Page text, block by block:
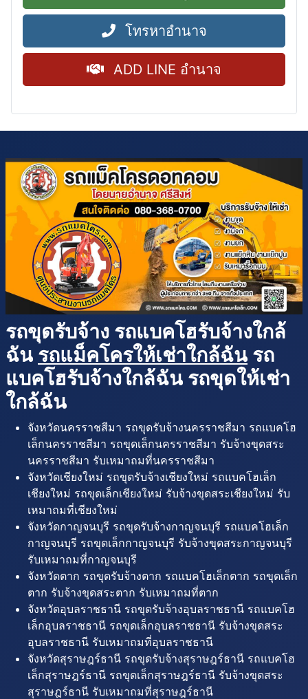
โทรหาอำนาจ
ADD LINE อำนาจ
รถขุดรับจ้าง รถแบคโฮรับจ้างใกล้
ฉัน รถแม็คโครให้เช่าใกล้ฉัน รถ
แบคโฮรับจ้างใกล้ฉัน รถขุดให้เช่า
ใกล้ฉัน
จังหวัดนครราชสีมา รถขุดรับจ้างนครราชสีมา รถแบคโฮ
เล็กนครราชสีมา รถขุดเล็กนครราชสีมา รับจ้างขุดสระ
นครราชสีมา รับเหมาถมที่นครราชสีมา
จังหวัดเชียงใหม่ รถขุดรับจ้างเชียงใหม่ รถแบคโฮเล็ก
เชียงใหม่ รถขุดเล็กเชียงใหม่ รับจ้างขุดสระเชียงใหม่ รับ
เหมาถมที่เชียงใหม่
จังหวัดกาญจนบุรี รถขุดรับจ้างกาญจนบุรี รถแบคโฮเล็ก
กาญจนบุรี รถขุดเล็กกาญจนบุรี รับจ้างขุดสระกาญจนบุรี
รับเหมาถมที่กาญจนบุรี
จังหวัดตาก รถขุดรับจ้างตาก รถแบคโฮเล็กตาก รถขุดเล็ก
ตาก รับจ้างขุดสระตาก รับเหมาถมที่ตาก
จังหวัดอุบลราชธานี รถขุดรับจ้างอุบลราชธานี รถแบคโฮ
เล็กอุบลราชธานี รถขุดเล็กอุบลราชธานี รับจ้างขุดสระ
อุบลราชธานี รับเหมาถมที่อุบลราชธานี
จังหวัดสุราษฎร์ธานี รถขุดรับจ้างสุราษฎร์ธานี รถแบคโฮ
เล็กสุราษฎร์ธานี รถขุดเล็กสุราษฎร์ธานี รับจ้างขุดสระ
สุราษฎร์ธานี รับเหมาถมที่สุราษฎร์ธานี